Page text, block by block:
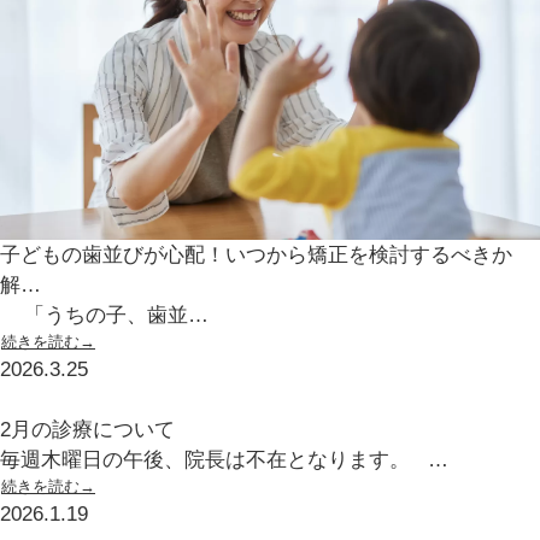
子どもの歯並びが心配！いつから矯正を検討するべきか
解…
「うちの子、歯並…
続きを読む→
2026.3.25
2月の診療について
毎週木曜日の午後、院長は不在となります。 …
続きを読む→
2026.1.19